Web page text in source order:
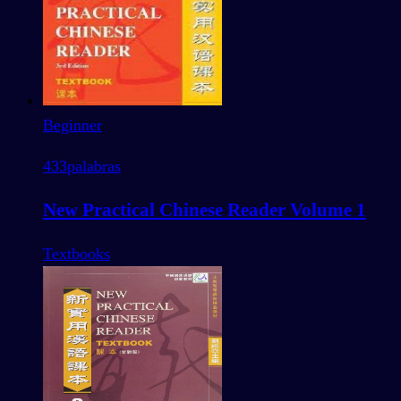
Beginner
433palabras
New Practical Chinese Reader Volume 1
Textbooks